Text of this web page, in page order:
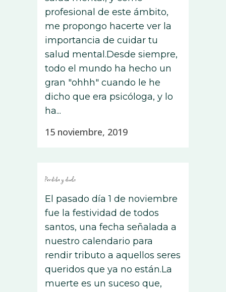
profesional de este ámbito,
me propongo hacerte ver la
importancia de cuidar tu
salud mental.Desde siempre,
todo el mundo ha hecho un
gran "ohhh" cuando le he
dicho que era psicóloga, y lo
ha...
15 noviembre, 2019
Perdida y duelo
El pasado día 1 de noviembre
fue la festividad de todos
santos, una fecha señalada a
nuestro calendario para
rendir tributo a aquellos seres
queridos que ya no están.La
muerte es un suceso que,